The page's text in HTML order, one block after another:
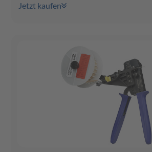
Jetzt kaufen